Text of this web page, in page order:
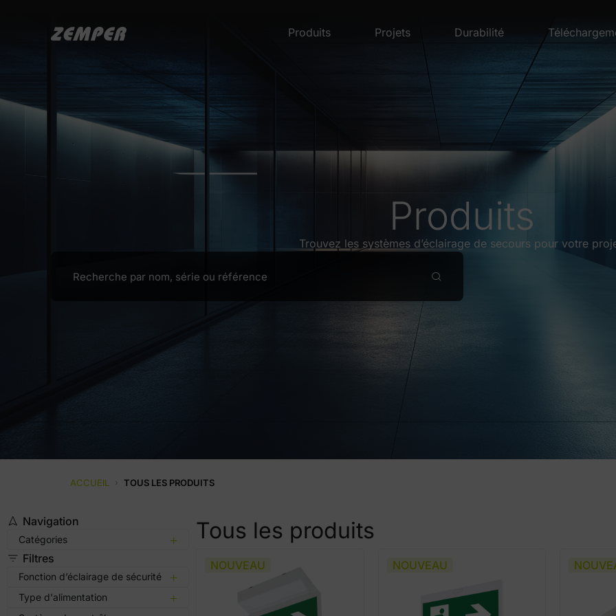
Produits Projets Durabilité
Produits
Trouvez les systèmes d’éclairage de secours pour votre
ACCUEIL › TOUS LES PRODUITS
Navigation
Catégories
Filtres
Fonction d’éclairage de sécurité
Type d'alimentation
Tous les produits
NOUVEAU NOUVEAU